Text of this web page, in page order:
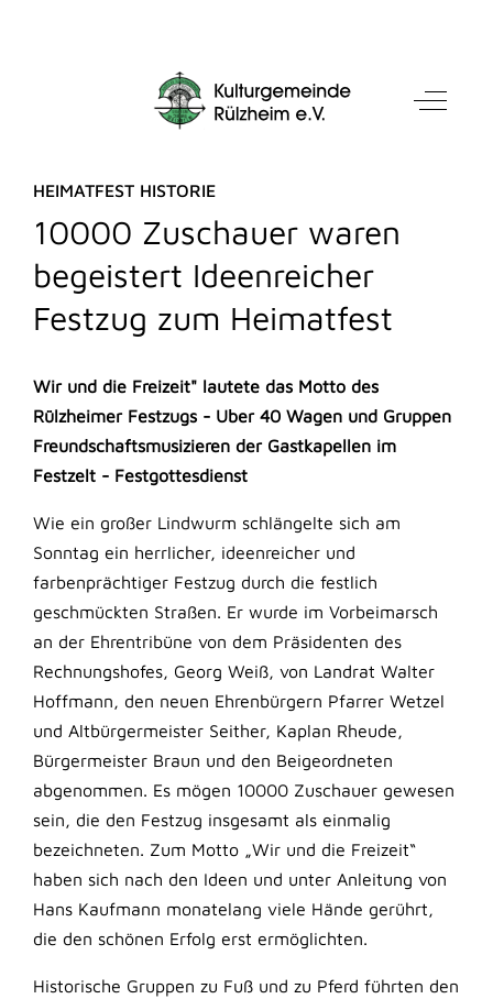
Mobile Menu Toggle Off-
HEIMATFEST HISTORIE
10000 Zuschauer waren
begeistert Ideenreicher
Festzug zum Heimatfest
Wir und die Freizeit" lautete das Motto des
Rülzheimer Festzugs - Uber 40 Wagen und Gruppen
Freundschaftsmusizieren der Gastkapellen im
Festzelt - Festgottesdienst
Wie ein großer Lindwurm schlängelte sich am
Sonntag ein herrlicher, ideenreicher und
farbenprächtiger Festzug durch die festlich
geschmückten Straßen. Er wurde im Vorbeimarsch
an der Ehrentribüne von dem Präsidenten des
Rechnungshofes, Georg Weiß, von Landrat Walter
Hoffmann, den neuen Ehrenbürgern Pfarrer Wetzel
und Altbürgermeister Seither, Kaplan Rheude,
Bürgermeister Braun und den Beigeordneten
abgenommen. Es mögen 10000 Zuschauer gewesen
sein, die den Festzug insgesamt als einmalig
bezeichneten. Zum Motto „Wir und die Freizeit“
haben sich nach den Ideen und unter Anleitung von
Hans Kaufmann monatelang viele Hände gerührt,
die den schönen Erfolg erst ermöglichten.
Historische Gruppen zu Fuß und zu Pferd führten den